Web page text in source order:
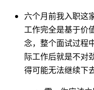
六个月前我入职这
工作完全是基于价
念，整个面试过程
际工作后就是不对
得可能无法继续下